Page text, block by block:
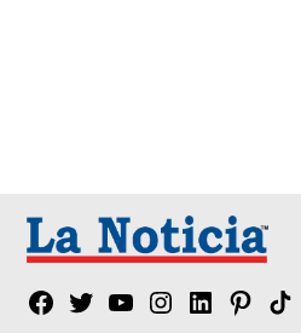
Facebook
TwitterYouTubeInstagram
LinkedinPinterest
Tik